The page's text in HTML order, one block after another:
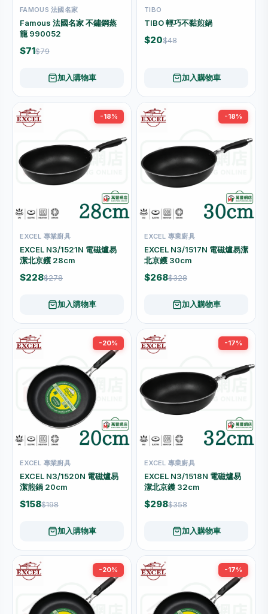
FAMOUS 法國名家
Famous 法國名家 不鏽鋼蒸
籠 990052
$71$79
加入購物車
TIBO
TIBO 輕巧不黏煎鍋
$20$48
加入購物車
-18%
EXCEL 專業廚具
EXCEL N3/1521N 電磁爐易
潔北京鑊 28cm
$228$278
加入購物車
-18%
EXCEL 專業廚具
EXCEL N3/1517N 電磁爐易潔
北京鑊 30cm
$268$328
加入購物車
-20%
EXCEL 專業廚具
EXCEL N3/1520N 電磁爐易
潔煎鍋 20cm
$158$198
加入購物車
-17%
EXCEL 專業廚具
EXCEL N3/1518N 電磁爐易
潔北京鑊 32cm
$298$358
加入購物車
-20% -17%